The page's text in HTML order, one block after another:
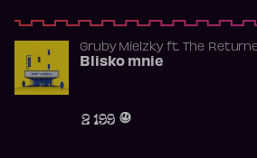
Gruby Mielzkyft. The
Blisko mnie
2 199